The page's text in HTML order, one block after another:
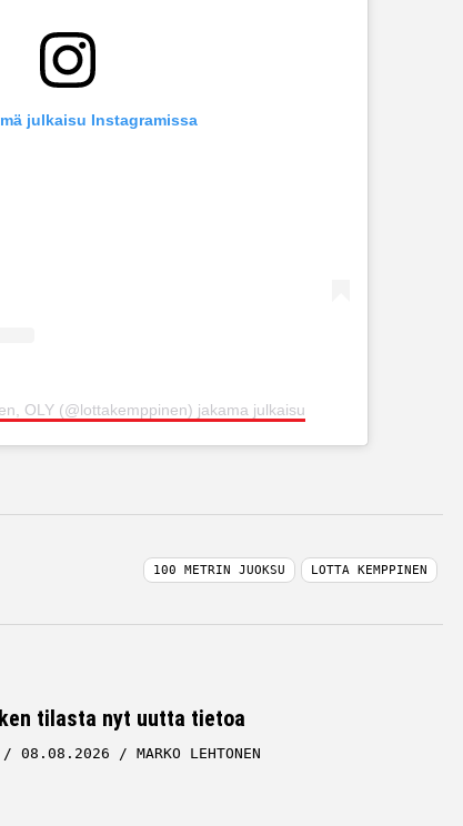
julkaisu Instagramissa
OLY (@lottakemppinen) jakama julkaisu
100 METRIN JUOKSU LOTTA KEMPPINEN
tilasta nyt uutta tietoa
08.08.2026 MARKO LEHTONEN